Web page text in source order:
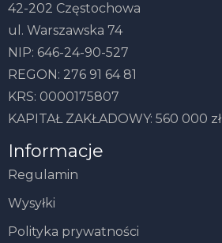
42-202 Częstochowa
ul. Warszawska 74
NIP: 646-24-90-527
REGON: 276 91 64 81
KRS: 0000175807
KAPITAŁ ZAKŁADOWY: 560 000 zł
Informacje
Regulamin
Wysyłki
Polityka prywatności